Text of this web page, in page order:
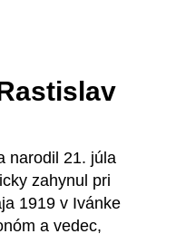
narodil 21. júla
zahynul pri
1919 v Ivánke
a vedec,